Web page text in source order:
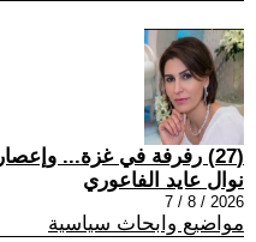
(27) رفرفة في غزة... وإعصار في واشنطن
نوال عايد الفاعوري
2026 / 8 / 7
مواضيع وابحاث سياسية